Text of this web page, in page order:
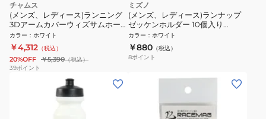
チャムス
(メンズ、レディース)ランニング
3Dアームカバーウィズサムホール
CH09-1374-W001
カラー ： ホワイト
￥4,312 （税込）
20%OFF ￥5,390（税込）
39ポイント
ミズノ
(メンズ、レディース)ランナップ
ゼッケンホルダー 10個入り
J2JYB00001
カラー ： ホワイト
￥880 （税込）
8ポイント